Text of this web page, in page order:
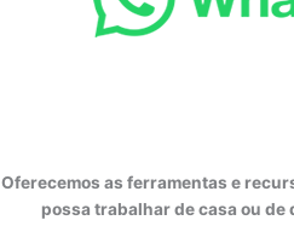
Oferecemos as ferramentas e
possa trabalhar de casa ou